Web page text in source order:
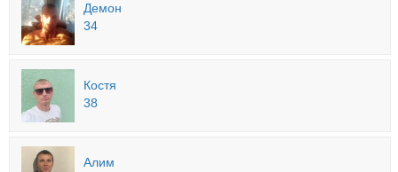
Демон
34
Костя
38
Алим